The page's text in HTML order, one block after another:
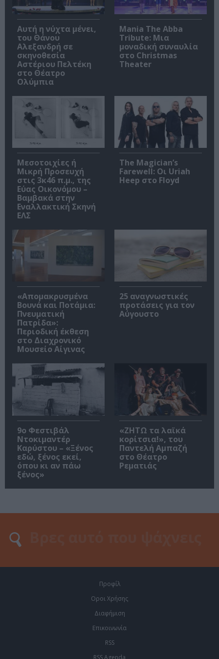
Αυτή η νύχτα μένει,
του Θάνου
Αλεξανδρή σε
σκηνοθεσία
Αστέριου Πελτέκη
στο Θέατρο
Ολύμπια
Mania The Abba
Tribute: Μια
μοναδική συναυλία
στο Christmas
Theater
Μεσοτοιχίες ή
Μικρή Προσευχή
στις 3κ46 π.μ., της
Εύας Οικονόμου –
Βαμβακά στην
Εναλλακτική Σκηνή
ΕΛΣ
The Magician’s
Farewell: Οι Uriah
Heep στο Floyd
«Απομακρυσμένα
Βουνά και Ποτάμια:
Πνευματική
Πατρίδα»:
Περιοδική έκθεση
στο Διαχρονικό
Μουσείο Αίγινας
25 αναγνωστικές
προτάσεις για τον
Αύγουστο
9ο Φεστιβάλ
Ντοκιμαντέρ
Καρύστου – «Ξένος
εδώ, ξένος εκεί,
όπου κι αν πάω
ξένος»
«ΖΗΤΩ τα λαϊκά
κορίτσια!», του
Παντελή Αμπαζή
στο Θέατρο
Ρεματιάς
Προφίλ
Οροι Χρήσης
Διαφήμιση
Επικοινωνία
RSS
RSS Agenda